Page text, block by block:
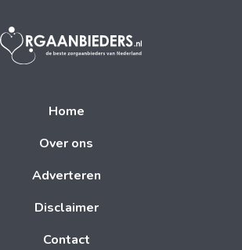
Home
Over ons
Adverteren
Disclaimer
Contact